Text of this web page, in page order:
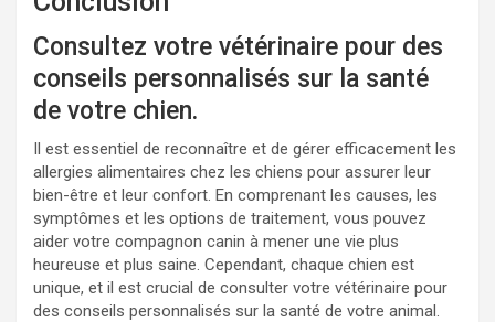
Consultez votre vétérinaire pour des
conseils personnalisés sur la santé
de votre chien.
Il est essentiel de reconnaître et de gérer efficacement les
allergies alimentaires chez les chiens pour assurer leur
bien-être et leur confort. En comprenant les causes, les
symptômes et les options de traitement, vous pouvez
aider votre compagnon canin à mener une vie plus
heureuse et plus saine. Cependant, chaque chien est
unique, et il est crucial de consulter votre vétérinaire pour
des conseils personnalisés sur la santé de votre animal.